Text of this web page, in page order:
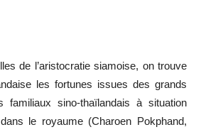
de l’aristocratie siamoise, on trouve
les fortunes issues des grands
familiaux sino-thaïlandais à situation
le royaume (Charoen Pokphand,